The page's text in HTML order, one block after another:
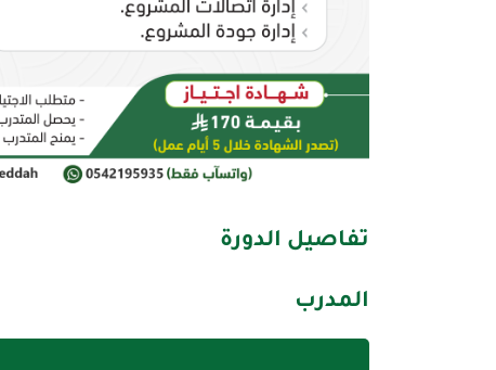
تفاصيل الدورة
المدرب